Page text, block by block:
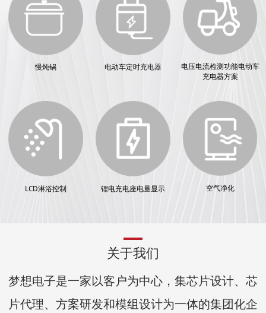
慢炖锅 电动车定时充电器
电压电流检测功能电动车
充电器方案
LCD淋浴控制 锂电充电座电量显示 空气净化
关于我们
梦想电子是一家以客户为中心，集芯片设计、芯
片代理、方案研发和模组设计为一体的集团化企